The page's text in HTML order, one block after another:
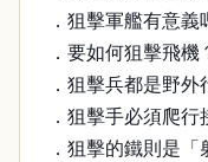
．狙擊軍艦有意義
．要如何狙擊飛機
．狙擊兵都是野外
．狙擊手必須爬行
．狙擊的鐵則是